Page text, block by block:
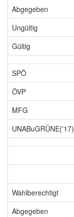
Abgegeben
Ungültig
Gültig
SPÖ
ÖVP
MFG
UNABuGRÜNE('17)
Wahlberechtigt
Abgegeben